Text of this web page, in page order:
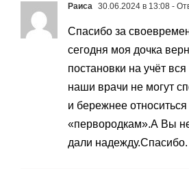
Раиса 30.06.2024 в 13:08 -
Спасибо за
сегодня моя дочка
постановки на учёт
наши врачи не могут
и бережнее относиться
«первородкам».А Вы
дали надежду.Спасибо.